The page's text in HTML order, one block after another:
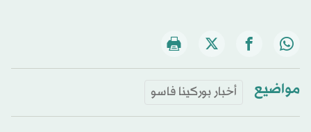
مواضيع أخبار بوركينا فاسو